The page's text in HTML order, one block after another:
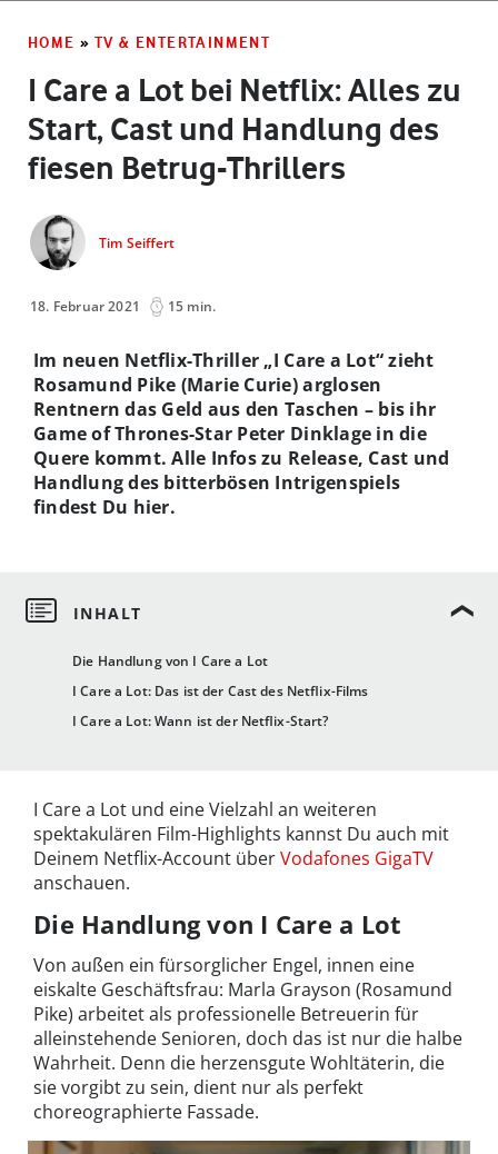
HOME » TV & ENTERTAINMENT
I Care a Lot bei Netflix: Alles zu
Start, Cast und Handlung des
fiesen Betrug-Thrillers
Tim Seiffert
18. Februar 2021 15 min.
Die Handlung von I Care a Lot
I Care a Lot: Das ist der Cast des Netflix-Films
I Care a Lot: Wann ist der Netflix-Start?
Im neuen Netflix-Thriller „I Care a Lot“ zieht
Rosamund Pike (Marie Curie) arglosen
Rentnern das Geld aus den Taschen – bis ihr
Game of Thrones-Star Peter Dinklage in die
Quere kommt. Alle Infos zu Release, Cast und
Handlung des bitterbösen Intrigenspiels
findest Du hier.
I Care a Lot und eine Vielzahl an weiteren
spektakulären Film-Highlights kannst Du auch mit
Deinem Netflix-Account überVodafones GigaTV
anschauen.
Die Handlung von I Care a Lot
Von außen ein fürsorglicher Engel, innen eine
eiskalte Geschäftsfrau: Marla Grayson (Rosamund
Pike) arbeitet als professionelle Betreuerin für
alleinstehende Senioren, doch das ist nur die halbe
Wahrheit. Denn die herzensgute Wohltäterin, die
sie vorgibt zu sein, dient nur als perfekt
choreographierte Fassade.